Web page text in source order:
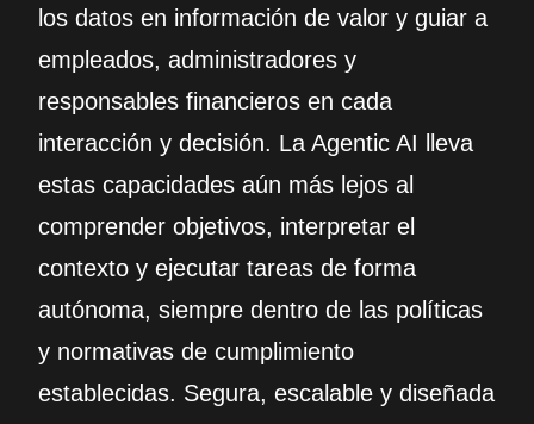
los datos en información de valor y guiar a
empleados, administradores y
responsables financieros en cada
interacción y decisión. La Agentic AI lleva
estas capacidades aún más lejos al
comprender objetivos, interpretar el
contexto y ejecutar tareas de forma
autónoma, siempre dentro de las políticas
y normativas de cumplimiento
establecidas. Segura, escalable y diseñada